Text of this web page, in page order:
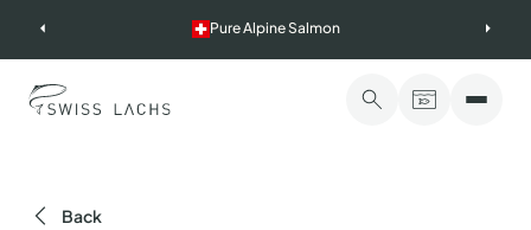
Pure Alpine Salmon
Back